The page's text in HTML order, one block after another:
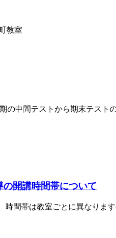
教室
の中間テストから期末テス
の開講時間帯について
間帯は教室ごとに異なりま